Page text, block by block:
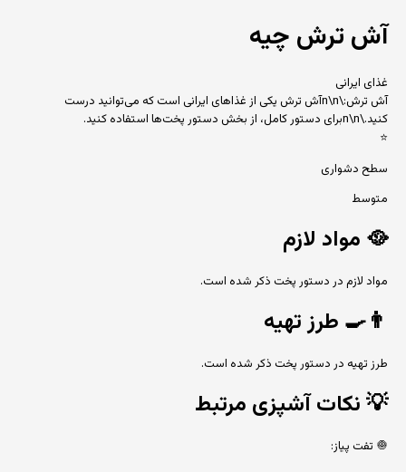
آش ترش چیه
غذای ایرانی
آش ترش:\n\nآش ترش یکی از غذاهای ایرانی است که می‌توانید درست
کنید.\n\nبرای دستور کامل، از بخش دستور پخت‌ها استفاده کنید.
⭐
سطح دشواری
متوسط
🥘 مواد لازم
مواد لازم در دستور پخت ذکر شده است.
👨‍🍳 طرز تهیه
طرز تهیه در دستور پخت ذکر شده است.
💡نکات آشپزی مرتبط
🧅 تفت پیاز: